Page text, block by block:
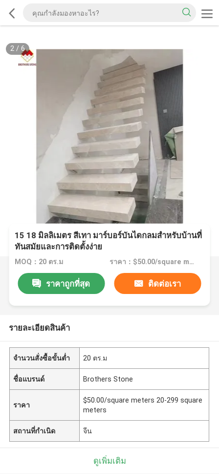
2/ 6
15 18 มิลลิเมตร สีเทา มาร์บอร์บันไดกลมสําหรับบ้านที่
ทันสมัยและการติดตั้งง่าย
MOQ：20 ตร.ม ราคา：$50.00/square meters 20-299 square meters
ราคาถูกที่สุด ติดต่อเรา
รายละเอียดสินค้า
จำนวนสั่งซื้อขั้นต่ำ 20 ตร.ม
ชื่อแบรนด์ Brothers Stone
ราคา
$50.00/square meters 20-299 square
meters
สถานที่กำเนิด จีน
ดูเพิ่มเติม